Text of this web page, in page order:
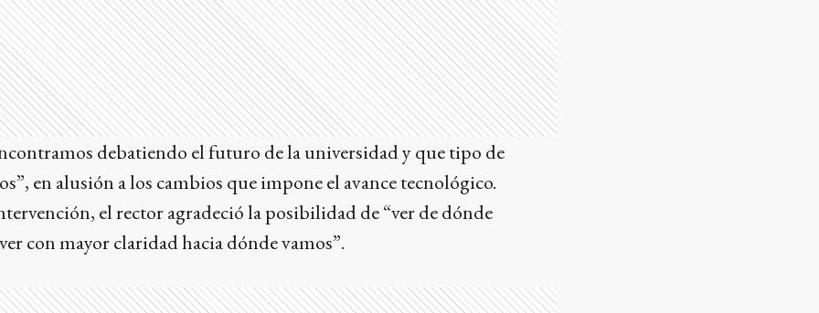
debatiendo el futuro de la universidad y que tipo de
en alusión a los cambios que impone el avance tecnológico.
el rector agradeció la posibilidad de “ver de dónde
con mayor claridad hacia dónde vamos”.